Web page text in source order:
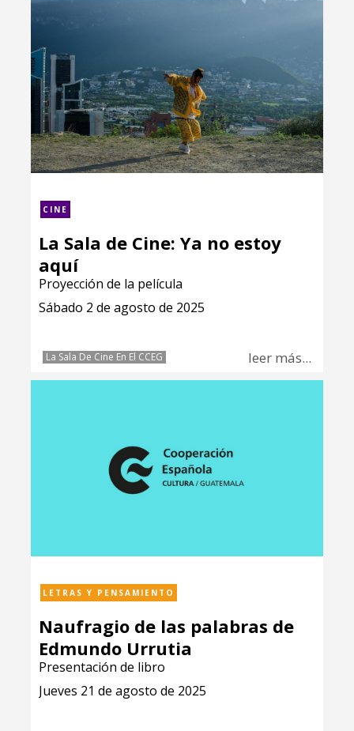
CINE
La Sala de Cine: Ya no estoy
aquí
Proyección de la película
Sábado 2 de agosto de 2025
La Sala De Cine En El CCEG leer más...
LETRAS Y PENSAMIENTO
Naufragio de las palabras de
Edmundo Urrutia
Presentación de libro
Jueves 21 de agosto de 2025